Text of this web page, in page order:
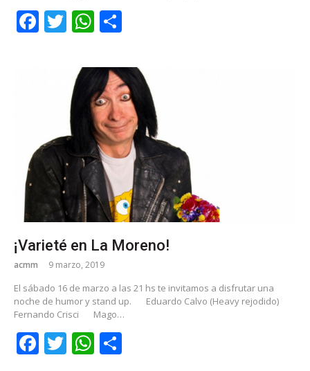
Facebook
TwitterWhatsApp
¡Varieté en La Moreno!
acmm 9 marzo, 2019
El sábado 16 de marzo a las 21 hs te invitamos a disfrutar una
noche de humor y stand up.
Eduardo Calvo (Heavy rejodido)
Fernando Crisci
Mago…
Facebook
TwitterWhatsApp